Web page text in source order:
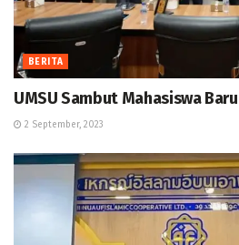
BERITA
UMSU Sambut Mahasiswa
2 September, 2023